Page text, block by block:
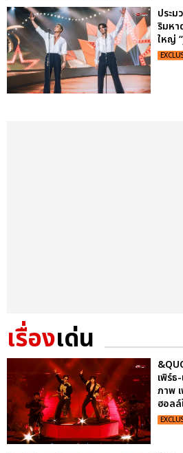
ประ
ริมหา
ใหญ่
เรื่องเด่น
เพิร์ธ
ภาพ
ฮอลล์